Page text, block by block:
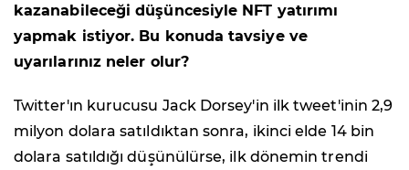
kazanabileceği düşüncesiyle NFT yatırımı
yapmak istiyor. Bu konuda tavsiye ve
uyarılarınız neler olur?
Twitter'ın kurucusu Jack Dorsey'in ilk tweet'inin 2,9
milyon dolara satıldıktan sonra, ikinci elde 14 bin
dolara satıldığı düşünülürse, ilk dönemin trendi